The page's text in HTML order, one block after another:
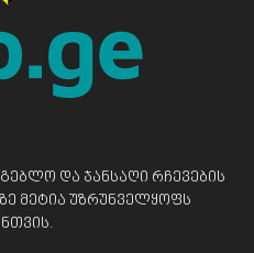
და ჯანსაღი რჩევების
მეტია უზრუნველყოფს